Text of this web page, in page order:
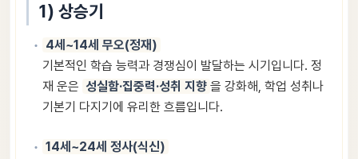
1) 상승기
4세~14세 무오(정재)
기본적인 학습 능력과 경쟁심이 발달하는 시기입니다. 정
재 운은 성실함·집중력·성취 지향 을 강화해, 학업 성취나
기본기 다지기에 유리한 흐름입니다.
14세~24세 정사(식신)